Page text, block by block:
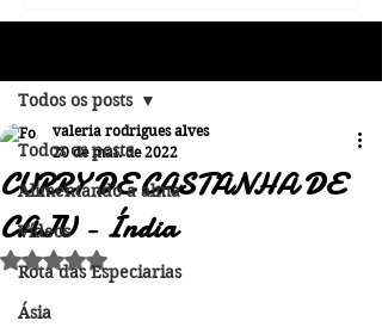
Todos os posts
Alimentando a alma
Vídeos
Rota das Especiarias
Ásia
Todos os posts
CURRY DE CASTANHA DE
CAJU - Índia
valeria rodrigues alves
20 de mai. de 2022
Avaliado com NaN de 5 estrelas.